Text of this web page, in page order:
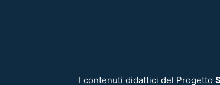
I contenuti didattici del Progetto